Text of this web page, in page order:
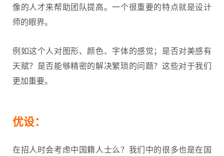
像的人才来帮助团队提高。一个很重要的特点就是设计
师的眼界。
例如这个人对图形、颜色、字体的感觉；是否对美感有
天赋？是否能够精密的解决繁琐的问题？这些对于我们
更加重要。
优设：
在招人时会考虑中国籍人士么？我们中的很多也是在国